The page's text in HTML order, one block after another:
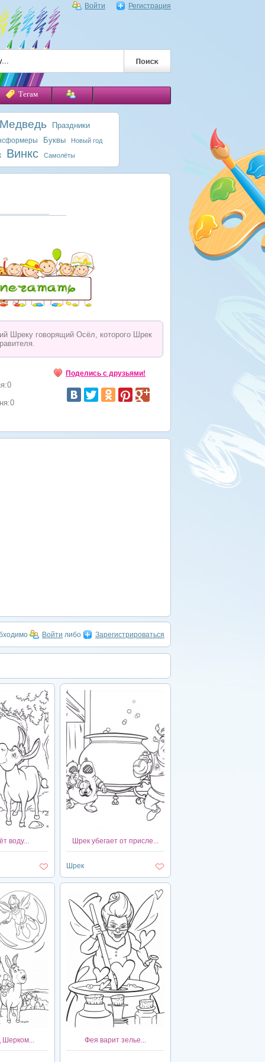
Войти Регистрация
Тегам
Праздники
Буквы Новый год
Винкс Самолёты
Шреку говорящий Осёл, которого Шрек
Поделись с друзьями!
Войти либо Зарегистрироваться
воду... Шрек убегает от присле...
Шрек
Шерком... Фея варит зелье...